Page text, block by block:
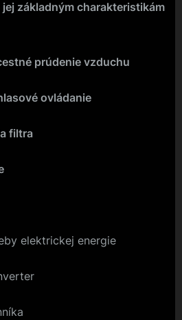
základným charakteristikám
prúdenie vzduchu
ovládanie
filtra
elektrickej energie